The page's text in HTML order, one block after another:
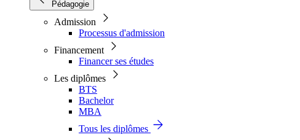
Pédagogie
Admission
Processus d'admission
Financement
Financer ses études
Les diplômes
BTS
Bachelor
MBA
Tous les diplômes